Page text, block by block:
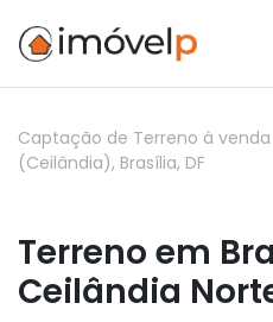
Captação de Terreno à
(Ceilândia), Brasília, DF
Terreno em
Ceilândia